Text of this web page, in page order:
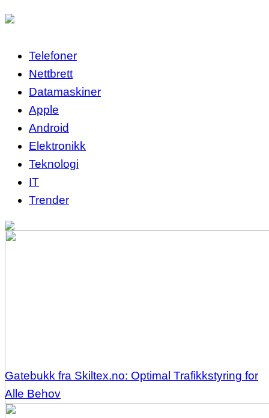
Telefoner
Nettbrett
Datamaskiner
Apple
Android
Elektronikk
Teknologi
IT
Trender
Gatebukk fra Skiltex.no: Optimal Trafikkstyring for
Alle Behov